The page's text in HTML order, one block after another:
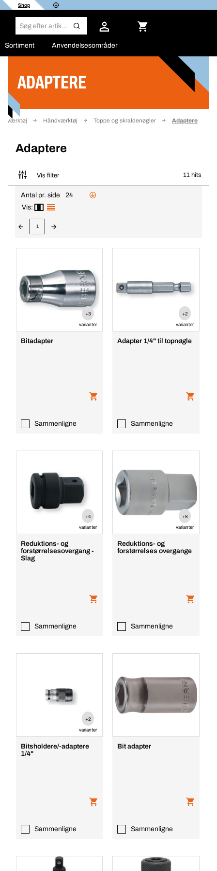
Shop
Sortiment Anvendelsesområder
ADAPTERE
Værktøj Håndværktøj Toppe og skraldenøgler Adaptere
Adaptere
Vis filter 11 hits
Filter
Antal pr. side
24
Vis:
1
+3
varianter
Bitadapter
Sammenligne
+2
varianter
Adapter 1/4" til topnøgle
Sammenligne
+4
varianter
Reduktions- og
forstørrelsesovergang -
Slag
Sammenligne
+8
varianter
Reduktions- og
forstørrelses overgange
Sammenligne
+2
varianter
Bitsholdere/-adaptere
1/4"
Sammenligne
Bit adapter
Sammenligne